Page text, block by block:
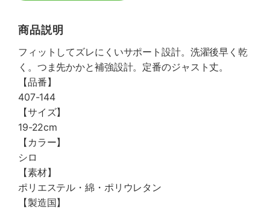
商品説明
フィットしてズレにくいサポート設計。洗濯後早く乾
く。つま先かかと補強設計。定番のジャスト丈。
【品番】
407-144
【サイズ】
19-22cm
【カラー】
シロ
【素材】
ポリエステル・綿・ポリウレタン
【製造国】